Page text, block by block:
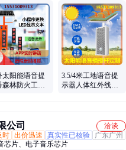
伏电站施工、太阳能户外监控、光伏电
电池、储能电池、混网逆变器、离网逆
太阳能语音提
森林防火工地
3.5/4米工地语音提
示器人体红外线感
公司
洽谈
时 出价迅速 真实性已核验
广东广州
芯片、电子音乐芯片